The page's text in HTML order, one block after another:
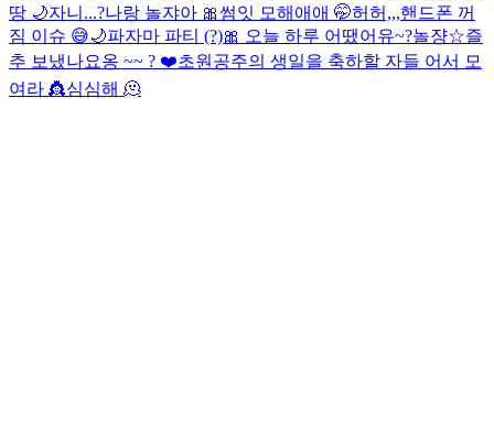
땅 🌙자니...?나랑 놀쟈아 🎀썸잇 모해애애 🤭허허,,,핸드폰 꺼
짐 이슈 😅🌙파자마 파티 (?)🎀 오늘 하루 어땠어유~?놀쟝☆즐
추 보냈나요옹 ~~ ? ❤️초원공주의 생일을 축하할 자들 어서 모
여라 👸심심해 🫠